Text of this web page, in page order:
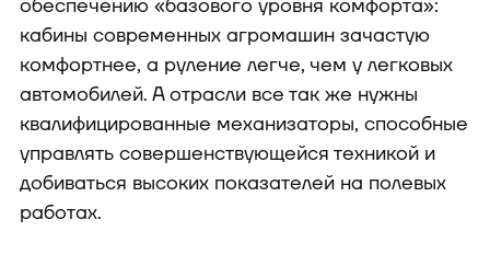
обеспечению «базового уровня комфорта»:
кабины современных агромашин зачастую
комфортнее, а руление легче, чем у легковых
автомобилей. А отрасли все так же нужны
квалифицированные механизаторы, способные
управлять совершенствующейся техникой и
добиваться высоких показателей на полевых
работах.